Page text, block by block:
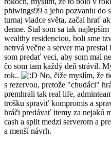
phiwings99 a jeho pozvaniu do
turnaj vladce světa, začal hrať
denne. Stal som sa tak
wealthy residenciou, boli sme
netrvá večne a server ma
som predať veci, aby som mal
čo som tam každý deň strávil.
rok..
No, čiže myslím, že
s rezervou, pretože "chudáci"
premhrali tak real life,
trošku spraviť kompromis a
hráči predávať itemy za nejakú
cash a split medzi serverom a
a menší návrh.